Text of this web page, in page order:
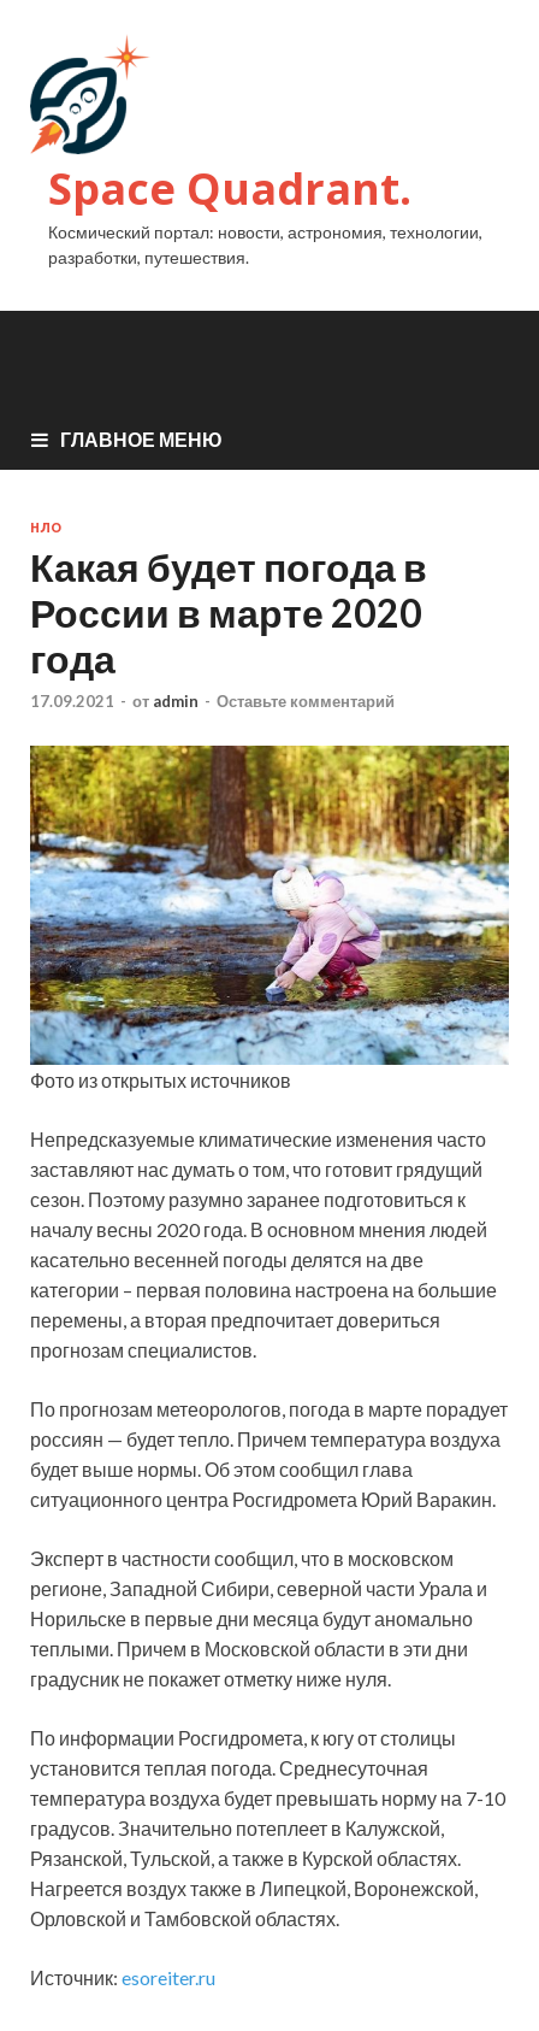
Space Quadrant.
Космический портал: новости, астрономия, технологии,
разработки, путешествия.
ГЛАВНОЕ МЕНЮ
НЛО
Какая будет погода в
России в марте 2020
года
17.09.2021 - от admin - Оставьте комментарий
Фото из открытых источников
Непредсказуемые климатические изменения часто
заставляют нас думать о том, что готовит грядущий
сезон. Поэтому разумно заранее подготовиться к
началу весны 2020 года. В основном мнения людей
касательно весенней погоды делятся на две
категории – первая половина настроена на большие
перемены, а вторая предпочитает довериться
прогнозам специалистов.
По прогнозам метеорологов, погода в марте порадует
россиян — будет тепло. Причем температура воздуха
будет выше нормы. Об этом сообщил глава
ситуационного центра Росгидромета Юрий Варакин.
Эксперт в частности сообщил, что в московском
регионе, Западной Сибири, северной части Урала и
Норильске в первые дни месяца будут аномально
теплыми. Причем в Московской области в эти дни
градусник не покажет отметку ниже нуля.
По информации Росгидромета, к югу от столицы
установится теплая погода. Среднесуточная
температура воздуха будет превышать норму на 7-10
градусов. Значительно потеплеет в Калужской,
Рязанской, Тульской, а также в Курской областях.
Нагреется воздух также в Липецкой, Воронежской,
Орловской и Тамбовской областях.
Источник: esoreiter.ru